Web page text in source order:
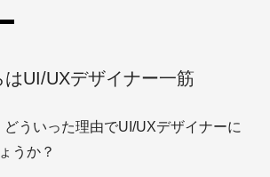
はUI/UXデザイナー一筋
どういった理由でUI/UXデザイナーに
うか？